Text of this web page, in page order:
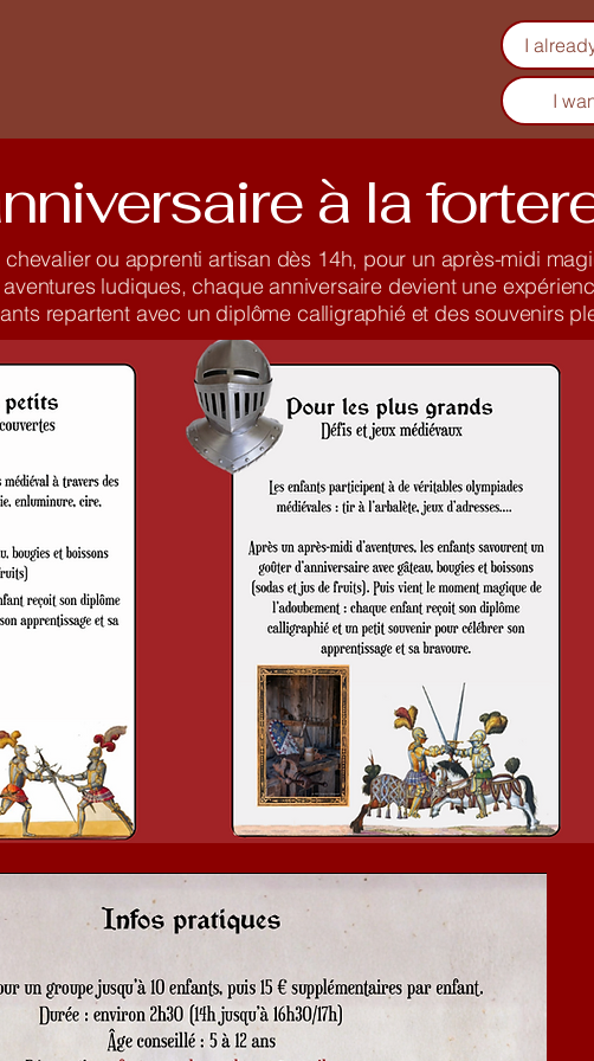
I
I
à la
chevalier ou apprenti artisan dès 14h, pour un après-midi
ludiques, chaque anniversaire devient une
repartent avec un diplôme calligraphié et des souvenirs